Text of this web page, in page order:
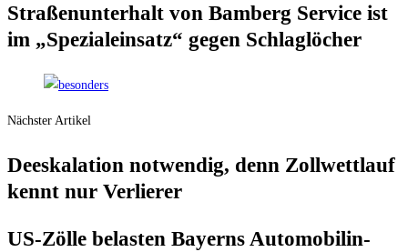
Stra­ßen­un­ter­halt von Bam­berg Ser­vice ist
im „Spe­zi­al­ein­satz“ gegen Schlaglöcher
Nächster Artikel
Dees­ka­la­ti­on not­wen­dig, denn Zoll­wett­lauf
kennt nur Verlierer
US-Zöl­le belas­ten Bay­erns Auto­mo­bil­in­